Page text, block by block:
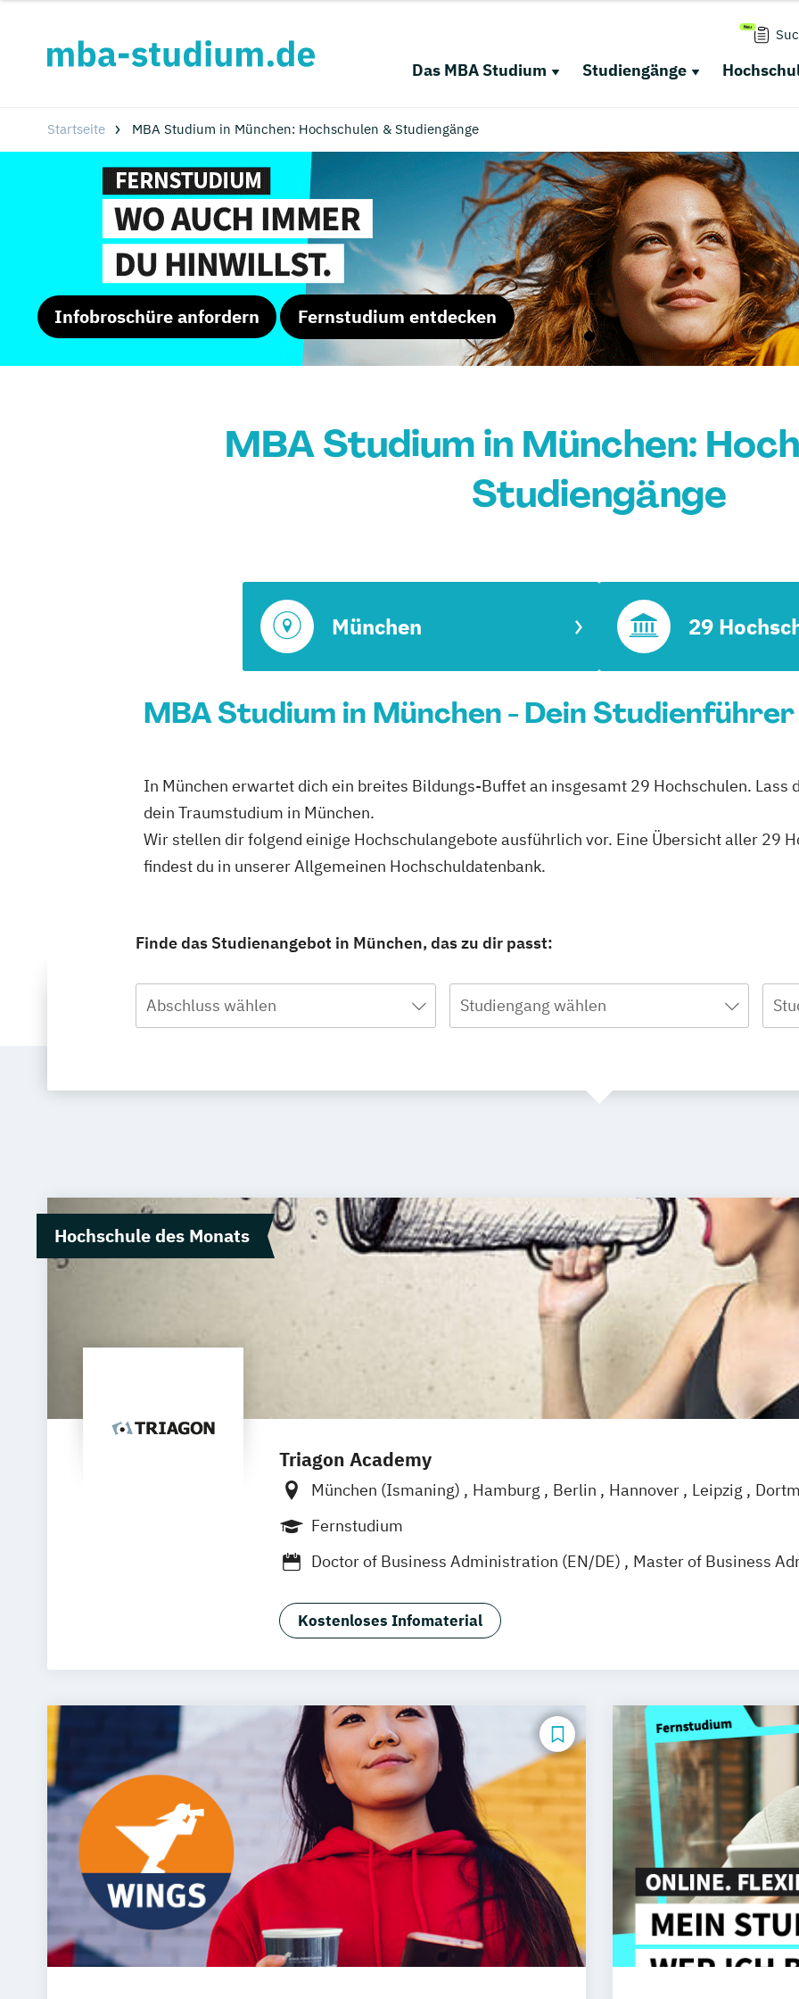
Das MBA Studium Studiengänge
Startseite MBA Studium in München: Hochschulen & Studiengänge
Infobroschüre anfordern Fernstudium entdecken
MBA Studium in München:
Studiengänge
München 29
MBA Studium in München - Dein Studienführer
In München erwartet dich ein breites Bildungs-Buffet an insgesamt 29 Hochschulen. Lass
dein Traumstudium in München.
Wir stellen dir folgend einige Hochschulangebote ausführlich vor. Eine Übersicht aller 29
findest du in unserer Allgemeinen Hochschuldatenbank.
Finde das Studienangebot in München, das zu dir passt:
Abschluss wählen Studiengang wählen
Hochschule des Monats
Triagon Academy
München (Ismaning) Hamburg Berlin Hannover Leipzig
Frankfurt
Fernstudium
Doctor of Business Administration (EN/DE)
Master of Business
Master of Business Administration - Wirtschaftspsychologie (EN/
Kostenloses Infomaterial